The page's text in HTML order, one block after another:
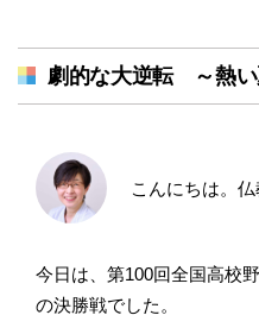
劇的な大逆転 ～熱い
こんにちは。仏
今日は、第100回全国高校
の決勝戦でした。